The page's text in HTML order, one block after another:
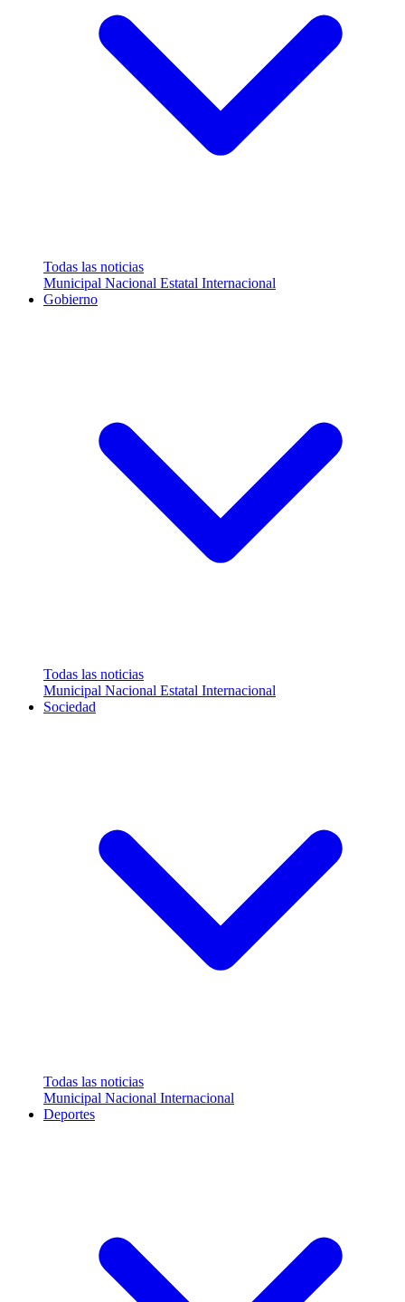
Todas las noticias
Municipal Nacional Estatal Internacional
Gobierno
Todas las noticias
Municipal Nacional Estatal Internacional
Sociedad
Todas las noticias
Municipal Nacional Internacional
Deportes